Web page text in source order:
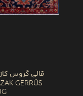
قالی گروس
Gerrûs